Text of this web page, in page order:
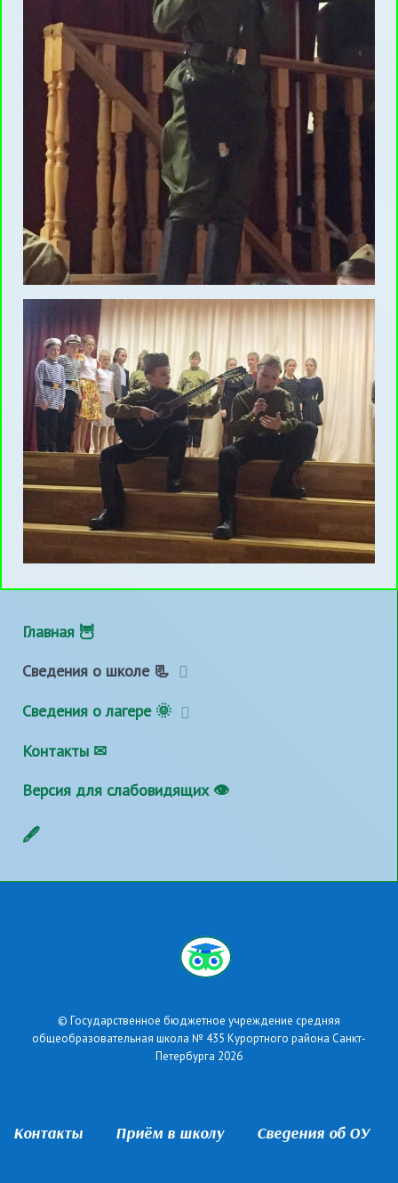
Главная 🦉
Сведения о школе 📃
Сведения о лагере 🌞
Контакты ✉
Версия для слабовидящих 👁
🖋
© Государственное бюджетное учреждение средняя
общеобразовательная школа № 435 Курортного района Санкт-
Петербурга 2026
Контакты Приём в школу Сведения об ОУ